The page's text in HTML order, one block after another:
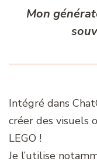
Mon
Intégré dans
créer des visuels
LEGO !
Je l’utilise